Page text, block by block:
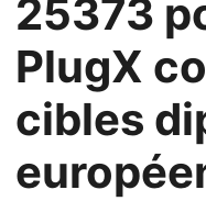
25373
PlugX
cibles